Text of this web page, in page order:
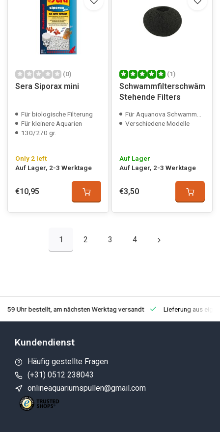
(0)
Sera Siporax mini
Für biologische Filterung
Für kleinere Aquarien
130/270 gr.
Only 2 left
Auf Lager, 2-3 Werktage
€10,95
(1)
Schwammfilterschwämme
Stehende Filters
Für Aquanova Schwammfilter
Verschiedene Modelle
Auf Lager
Auf Lager, 2-3 Werktage
€3,50
1 2 3 4
Uhr bestellt, am nächsten Werktag versandt Lieferung aus
Kundendienst
Häufig gestellte Fragen
(+31) 0512 238043
onlineaquariumspullen@gmail.com